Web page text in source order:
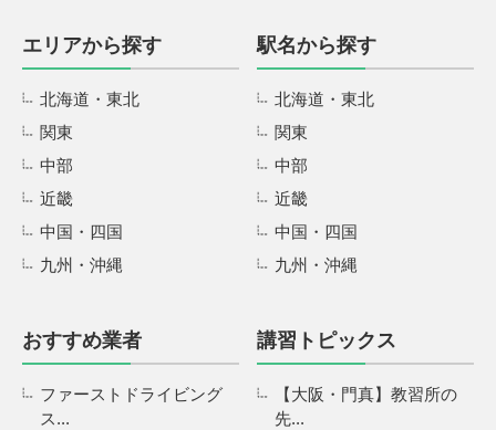
エリアから探す
北海道・東北
関東
中部
近畿
中国・四国
九州・沖縄
駅名から探す
北海道・東北
関東
中部
近畿
中国・四国
九州・沖縄
おすすめ業者
ファーストドライビング
ス...
講習トピックス
【大阪・門真】教習所の
先...